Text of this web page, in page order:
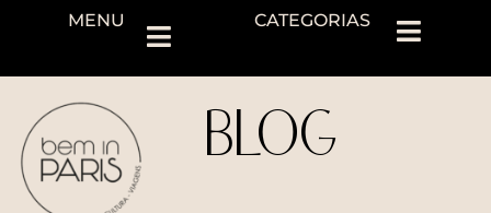
MENU CATEGORIAS
BLOG